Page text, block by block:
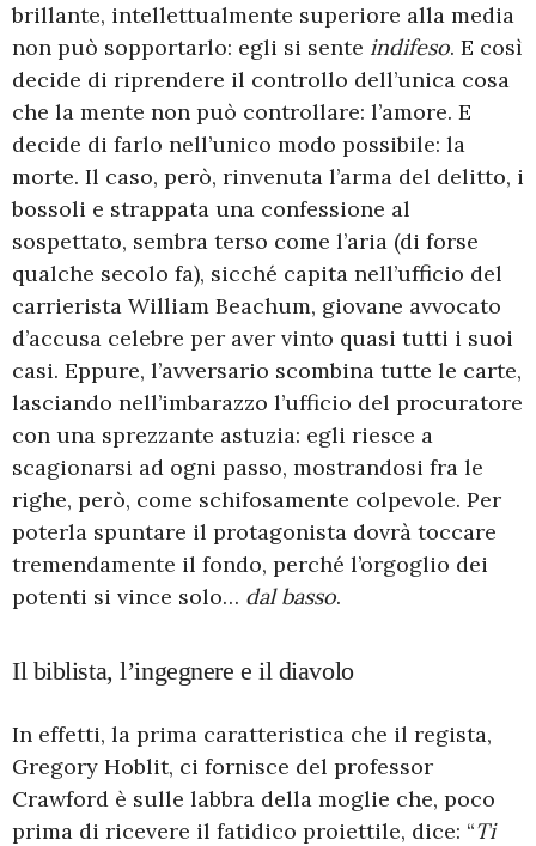
brillante, intellettualmente superiore alla media
non può sopportarlo: egli si sente indifeso. E così
decide di riprendere il controllo dell’unica cosa
che la mente non può controllare: l’amore. E
decide di farlo nell’unico modo possibile: la
morte. Il caso, però, rinvenuta l’arma del delitto, i
bossoli e strappata una confessione al
sospettato, sembra terso come l’aria (di forse
qualche secolo fa), sicché capita nell’ufficio del
carrierista William Beachum, giovane avvocato
d’accusa celebre per aver vinto quasi tutti i suoi
casi. Eppure, l’avversario scombina tutte le carte,
lasciando nell’imbarazzo l’ufficio del procuratore
con una sprezzante astuzia: egli riesce a
scagionarsi ad ogni passo, mostrandosi fra le
righe, però, come schifosamente colpevole. Per
poterla spuntare il protagonista dovrà toccare
tremendamente il fondo, perché l’orgoglio dei
potenti si vince solo… dal basso.
Il biblista, l’ingegnere e il diavolo
In effetti, la prima caratteristica che il regista,
Gregory Hoblit, ci fornisce del professor
Crawford è sulle labbra della moglie che, poco
prima di ricevere il fatidico proiettile, dice: “Ti